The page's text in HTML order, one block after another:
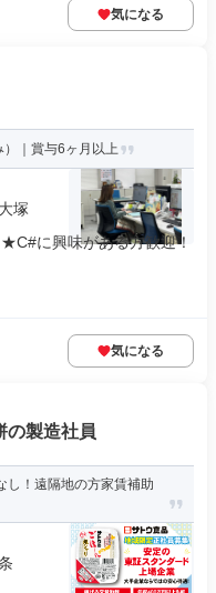
気になる
｜賞与6ヶ月以上
塚
に興味がある方歓迎！
気になる
の製造社員
し！遠隔地の方家賃補助